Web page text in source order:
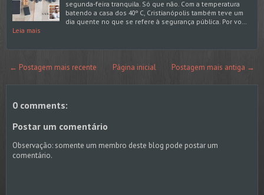
segunda-feira tranquila. Só que não. Com a temperatura
batendo a casa dos 40º C, Cristianópolis também teve um
dia quente no que se refere à segurança pública. Por vo…
Leia mais
← Postagem mais recente Postagem mais antiga →
Página inicial
0 comments:
Postar um comentário
Observação: somente um membro deste blog pode postar um
comentário.